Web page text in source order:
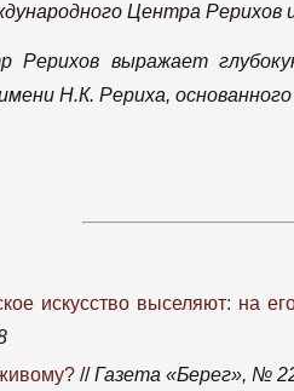
Центра Рерихов
Рерихов выражает
Н.К. Рериха,
искусство выселяют: на
//Газета «Берег», №